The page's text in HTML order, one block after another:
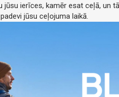
ierīces, kamēr esat ceļā, un
jūsu ceļojuma laikā.